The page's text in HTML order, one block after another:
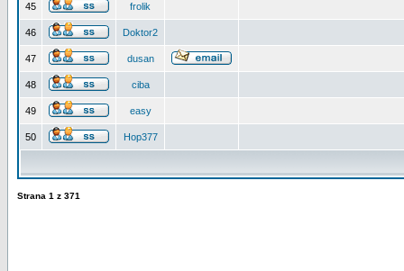
45 frolik
46 Doktor2
47 dusan
48 ciba
49 easy
50 Hop377
Strana 1 z 371